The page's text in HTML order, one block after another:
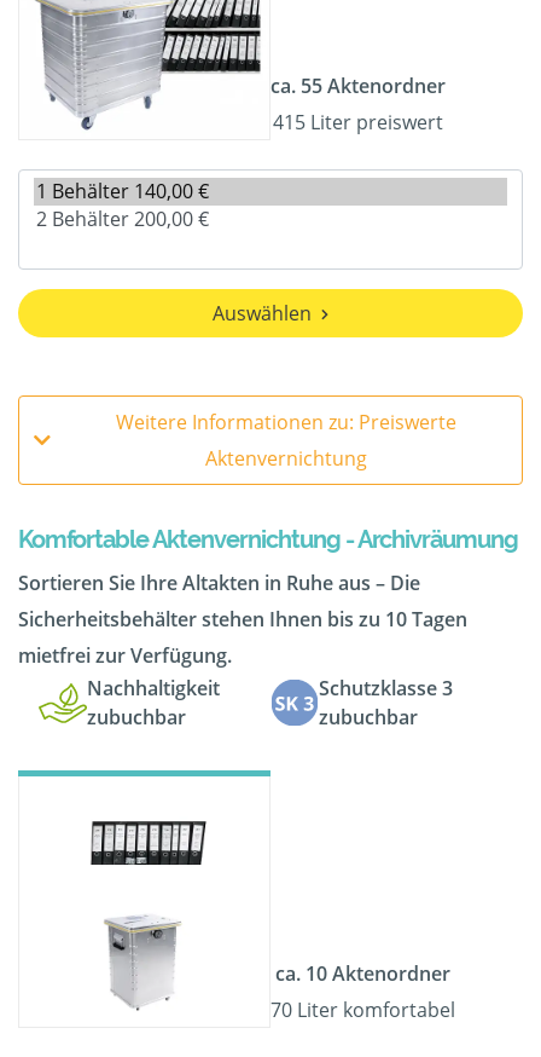
ca. 55 Aktenordner
415 Liter preiswert
Auswählen
Weitere Informationen zu: Preiswerte
Aktenvernichtung
Komfortable Aktenvernichtung - Archivräumung
Sortieren Sie Ihre Altakten in Ruhe aus – Die
Sicherheitsbehälter stehen Ihnen bis zu 10 Tagen
mietfrei zur Verfügung.
Nachhaltigkeit
zubuchbar
Schutzklasse 3
zubuchbar
ca. 10 Aktenordner
70 Liter komfortabel